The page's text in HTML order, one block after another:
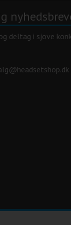
deltag i sjove